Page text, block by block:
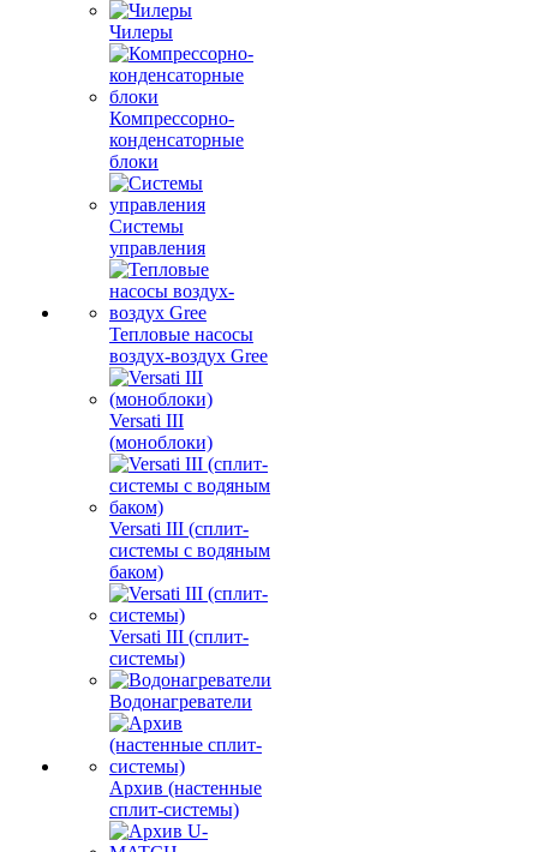
Чилеры
Компрессорно-
конденсаторные
блоки
Системы
управления
Тепловые насосы
воздух-воздух Gree
Versati III
(моноблоки)
Versati III (сплит-
системы с водяным
баком)
Versati III (сплит-
системы)
Водонагреватели
Архив (настенные
сплит-системы)